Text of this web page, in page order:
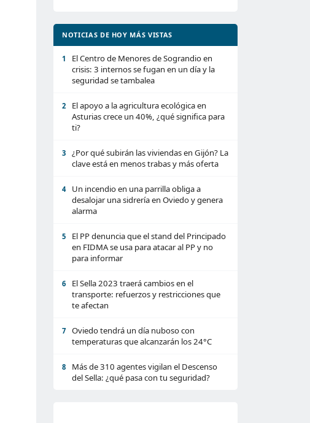
NOTICIAS DE HOY MÁS VISTAS
1
El Centro de Menores de Sograndio en
crisis: 3 internos se fugan en un día y la
seguridad se tambalea
2
El apoyo a la agricultura ecológica en
Asturias crece un 40%, ¿qué significa para
ti?
3
¿Por qué subirán las viviendas en Gijón? La
clave está en menos trabas y más oferta
4
Un incendio en una parrilla obliga a
desalojar una sidrería en Oviedo y genera
alarma
5
El PP denuncia que el stand del Principado
en FIDMA se usa para atacar al PP y no
para informar
6
El Sella 2023 traerá cambios en el
transporte: refuerzos y restricciones que
te afectan
7
Oviedo tendrá un día nuboso con
temperaturas que alcanzarán los 24°C
8
Más de 310 agentes vigilan el Descenso
del Sella: ¿qué pasa con tu seguridad?